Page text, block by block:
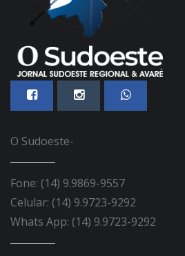
O Sudoeste-
Fone: (14) 9.9869-9557
Celular: (14) 9.9723-9292
Whats App: (14) 9.9723-9292